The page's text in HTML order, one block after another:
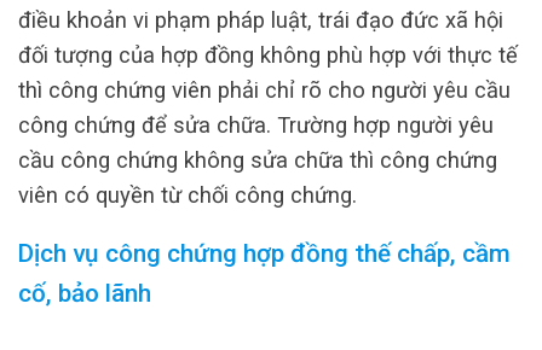
điều khoản vi phạm pháp luật, trái đạo đức xã hội
đối tượng của hợp đồng không phù hợp với thực tế
thì công chứng viên phải chỉ rõ cho người yêu cầu
công chứng để sửa chữa. Trường hợp người yêu
cầu công chứng không sửa chữa thì công chứng
viên có quyền từ chối công chứng.
Dịch vụ công chứng hợp đồng thế chấp, cầm
cố, bảo lãnh